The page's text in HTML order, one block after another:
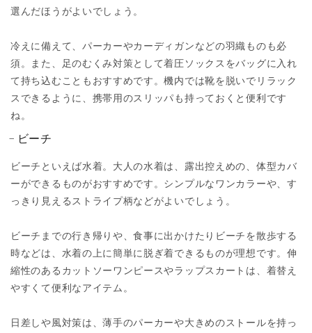
選んだほうがよいでしょう。
冷えに備えて、パーカーやカーディガンなどの羽織ものも必
須。また、足のむくみ対策として着圧ソックスをバッグに入れ
て持ち込むこともおすすめです。機内では靴を脱いでリラック
スできるように、携帯用のスリッパも持っておくと便利です
ね。
ビーチ
ビーチといえば水着。大人の水着は、露出控えめの、体型カバ
ーができるものがおすすめです。シンプルなワンカラーや、す
っきり見えるストライプ柄などがよいでしょう。
ビーチまでの行き帰りや、食事に出かけたりビーチを散歩する
時などは、水着の上に簡単に脱ぎ着できるものが理想です。伸
縮性のあるカットソーワンピースやラップスカートは、着替え
やすくて便利なアイテム。
日差しや風対策は、薄手のパーカーや大きめのストールを持っ